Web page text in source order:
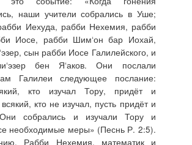
наши учители собрались в Уше;
Иехуда, рабби Нехемия, рабби
Иосе, рабби Шим‘он бар Иохай,
сын рабби Иосе Галилейского, и
бен Я‘аков. Они послали
Галилеи следующее послание:
кто изучал Тору, придёт и
кто не изучал, пусть придёт и
Они собрались и изучали Тору и
необходимые меры» (Песнь Р. 2:5).
Рабби Нехемия, математик и